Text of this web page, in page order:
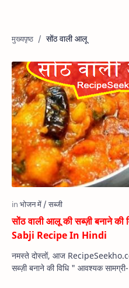
सोंठ वाली आलू
सोंठ वाली आलू की सब्ज़ी बनाने
Sabji Recipe In Hindi
नमस्ते दोस्तों, आज RecipeSeekho.com पर आप सीखेंगे "सोंठ वाली आलू की